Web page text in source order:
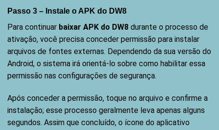
Passo 3 – Instale o APK do DW8
Para continuar baixar APK do DW8 durante o processo de
ativação, você precisa conceder permissão para instalar
arquivos de fontes externas. Dependendo da sua versão do
Android, o sistema irá orientá-lo sobre como habilitar essa
permissão nas configurações de segurança.
Após conceder a permissão, toque no arquivo e confirme a
instalação; esse processo geralmente leva apenas alguns
segundos. Assim que concluído, o ícone do aplicativo